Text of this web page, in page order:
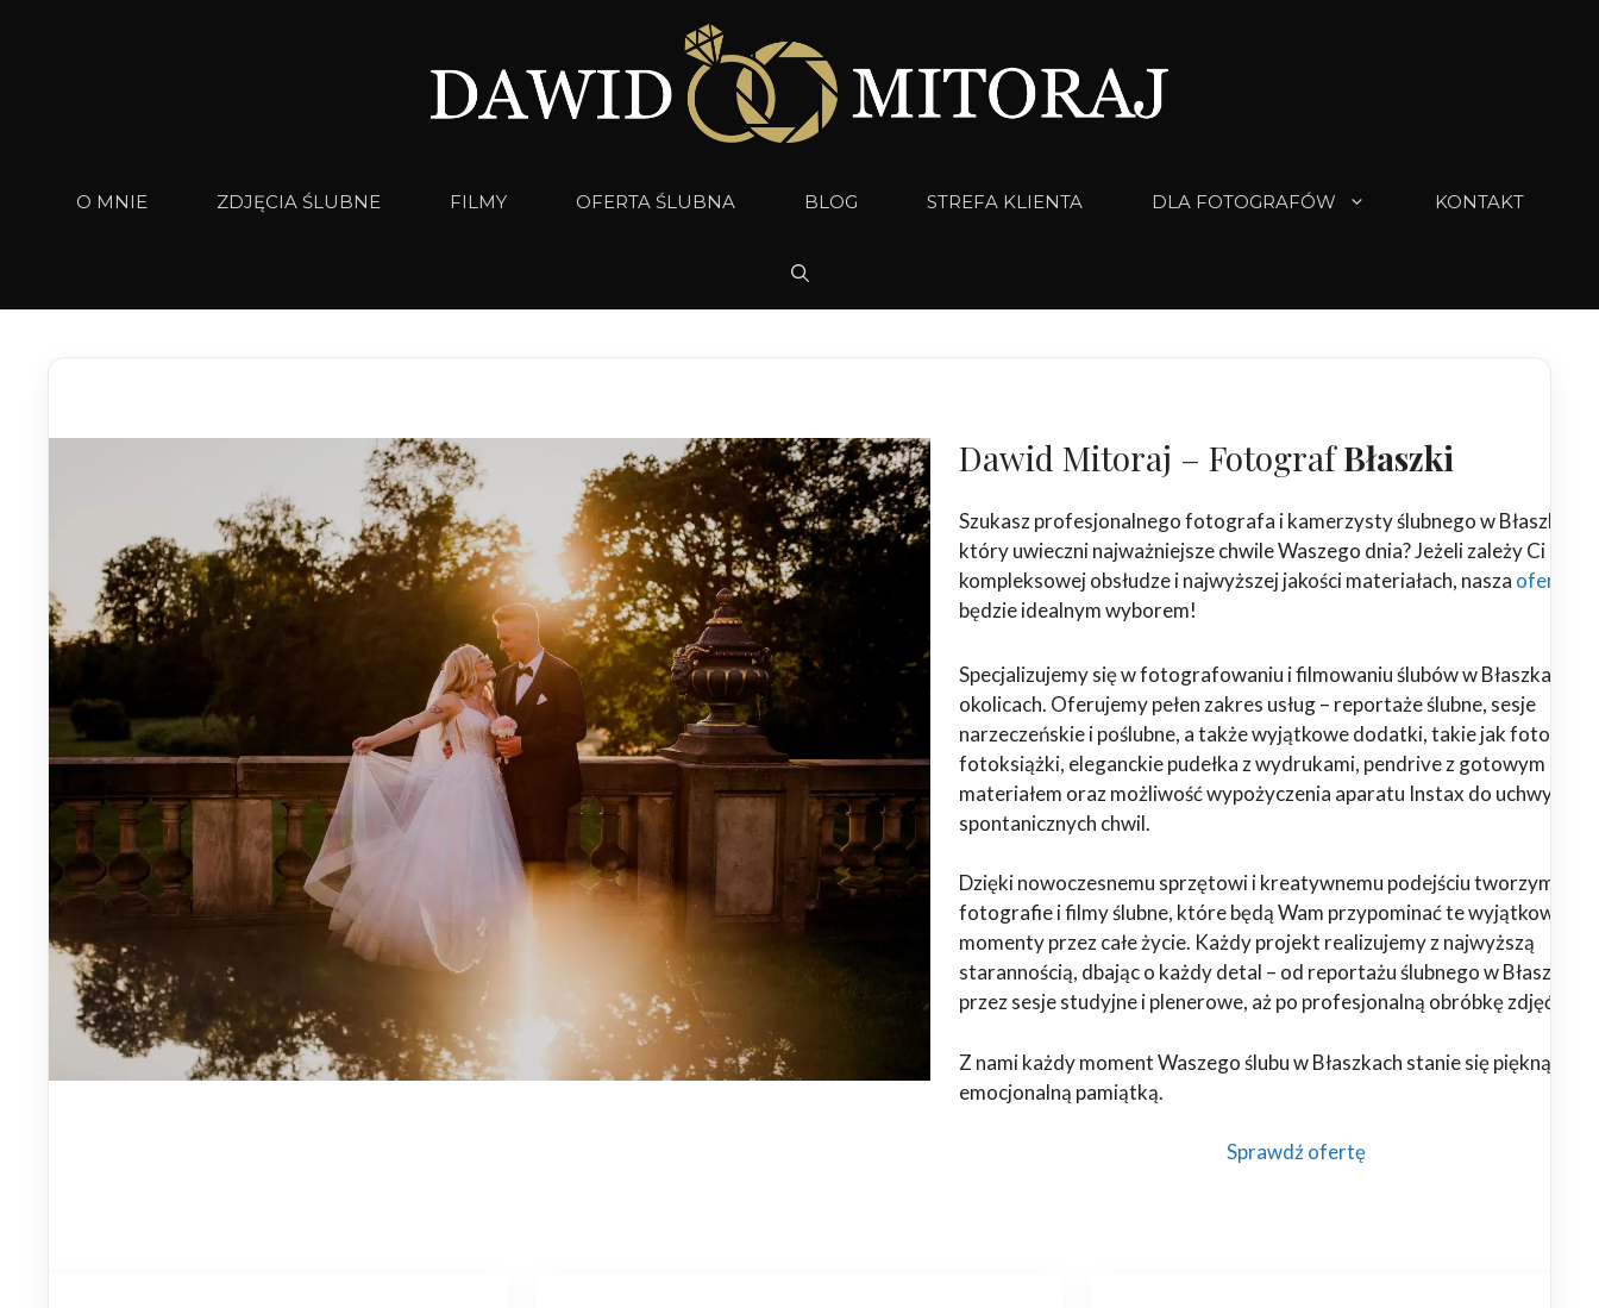
O MNIE ZDJĘCIA ŚLUBNE FILMY OFERTA ŚLUBNA BLOG STREFA KLIENTA DLA FOTOGRAFÓW KONTAKT
Dawid Mitoraj – FotografBłaszki
Szukasz profesjonalnego fotografa i kamerzysty ślubnego w Błaszkach,
który uwieczni najważniejsze chwile Waszego dnia? Jeżeli zależy Ci na
kompleksowej obsłudze i najwyższej jakości materiałach, nasza oferta
będzie idealnym wyborem!
Specjalizujemy się w fotografowaniu i filmowaniu ślubów w Błaszkach i
okolicach. Oferujemy pełen zakres usług – reportaże ślubne, sesje
narzeczeńskie i poślubne, a także wyjątkowe dodatki, takie jak
fotoksiążki, eleganckie pudełka z wydrukami, pendrive z gotowym
materiałem oraz możliwość wypożyczenia aparatu Instax do uchwycenia
spontanicznych chwil.
Dzięki nowoczesnemu sprzętowi i kreatywnemu podejściu tworzymy
fotografie i filmy ślubne, które będą Wam przypominać te wyjątkowe
momenty przez całe życie. Każdy projekt realizujemy z najwyższą
starannością, dbając o każdy detal – od reportażu ślubnego w Błaszkach,
przez sesje studyjne i plenerowe, aż po profesjonalną obróbkę zdjęć i
Z nami każdy moment Waszego ślubu w Błaszkach stanie się piękną,
emocjonalną pamiątką.
Sprawdź ofertę